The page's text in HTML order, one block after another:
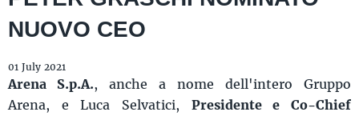
NUOVO CEO
01 July 2021
Arena S.p.A., anche a nome dell'intero Gruppo
Arena, e Luca Selvatici, Presidente e Co-Chief